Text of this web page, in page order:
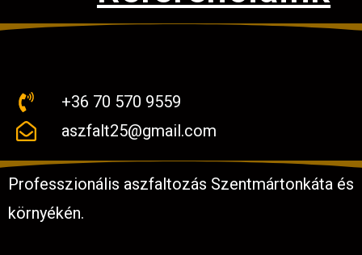
+36 70 570 9559
aszfalt25@gmail.com
Professzionális aszfaltozás Szentmártonkáta és
környékén.